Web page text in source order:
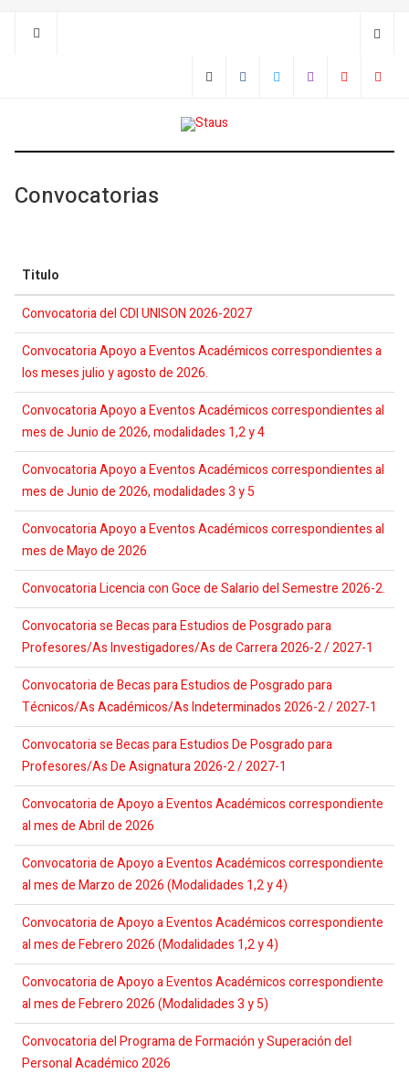
Convocatorias
Titulo
Convocatoria del CDI UNISON 2026-2027
Convocatoria Apoyo a Eventos Académicos correspondientes a
los meses julio y agosto de 2026.
Convocatoria Apoyo a Eventos Académicos correspondientes al
mes de Junio de 2026, modalidades 1,2 y 4
Convocatoria Apoyo a Eventos Académicos correspondientes al
mes de Junio de 2026, modalidades 3 y 5
Convocatoria Apoyo a Eventos Académicos correspondientes al
mes de Mayo de 2026
Convocatoria Licencia con Goce de Salario del Semestre 2026-2.
Convocatoria se Becas para Estudios de Posgrado para
Profesores/As Investigadores/As de Carrera 2026-2 / 2027-1
Convocatoria de Becas para Estudios de Posgrado para
Técnicos/As Académicos/As Indeterminados 2026-2 / 2027-1
Convocatoria se Becas para Estudios De Posgrado para
Profesores/As De Asignatura 2026-2 / 2027-1
Convocatoria de Apoyo a Eventos Académicos correspondiente
al mes de Abril de 2026
Convocatoria de Apoyo a Eventos Académicos correspondiente
al mes de Marzo de 2026 (Modalidades 1,2 y 4)
Convocatoria de Apoyo a Eventos Académicos correspondiente
al mes de Febrero 2026 (Modalidades 1,2 y 4)
Convocatoria de Apoyo a Eventos Académicos correspondiente
al mes de Febrero 2026 (Modalidades 3 y 5)
Convocatoria del Programa de Formación y Superación del
Personal Académico 2026